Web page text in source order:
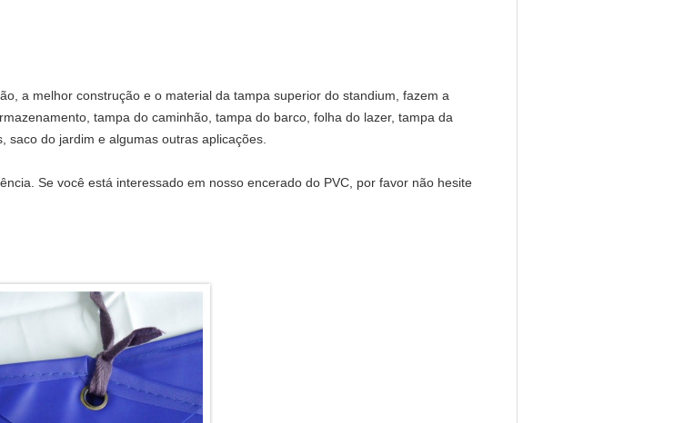
a melhor construção e o material da tampa superior do standium, fazem a
tampa do caminhão, tampa do barco, folha do lazer, tampa da
do jardim e algumas outras aplicações.
Se você está interessado em nosso encerado do PVC, por favor não hesite